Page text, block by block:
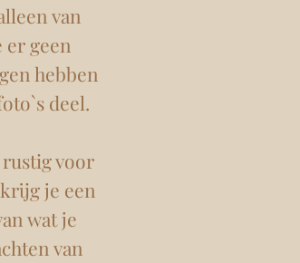
van
geen
hebben
deel.
rustig voor
je een
wat je
van